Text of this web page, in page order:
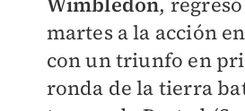
martes a la acción
con un triunfo en
ronda de la tierra